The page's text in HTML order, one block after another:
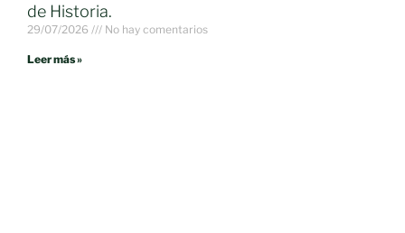
de Historia.
29/07/2026 No hay comentarios
Leer más »